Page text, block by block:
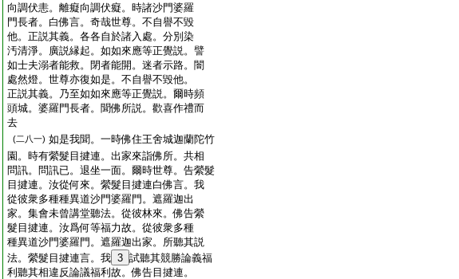
向調伏恚。離癡向調伏癡。時諸沙門婆羅
門長者。白佛言。奇哉世尊。不自譽不毀
他。正説其義。各各自於諸入處。分別染
汚清淨。廣説縁起。如如來應等正覺説。譬
如士夫溺者能救。閉者能開。迷者示路。闇
處然燈。世尊亦復如是。不自譽不毀他。
正説其義。乃至如如來應等正覺説。爾時頻
頭城。婆羅門長者。聞佛所説。歡喜作禮而
去
(二八一) 如是我聞。一時佛住王舍城迦蘭陀竹
園。時有縈髮目揵連。出家來詣佛所。共相
問訊。問訊已。退坐一面。爾時世尊。告縈髮
目揵連。汝從何來。縈髮目揵連白佛言。我
從彼衆多種種異道沙門婆羅門。遮羅迦出
家。集會未曾講堂聽法。從彼林來。佛告縈
髮目揵連。汝爲何等福力故。從彼衆多種
種異道沙門婆羅門。遮羅迦出家。所聽其説
法。縈髮目揵連言。我 3 試聽其競勝論義福
利聽其相違反論議福利故。佛告目揵連。